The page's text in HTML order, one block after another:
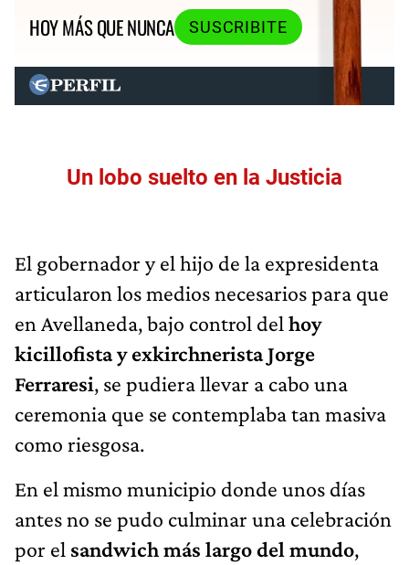
HOY MÁS QUE NUNCA
SUSCRIBITE
Un lobo suelto en la Justicia
El gobernador y el hijo de la expresidenta
articularon los medios necesarios para que
en Avellaneda, bajo control del hoy
kicillofista y exkirchneristaJorge
Ferraresi, se pudiera llevar a cabo una
ceremonia que se contemplaba tan masiva
como riesgosa.
En el mismo municipio donde unos días
antes no se pudo culminar una celebración
por el sandwich más largo del mundo,